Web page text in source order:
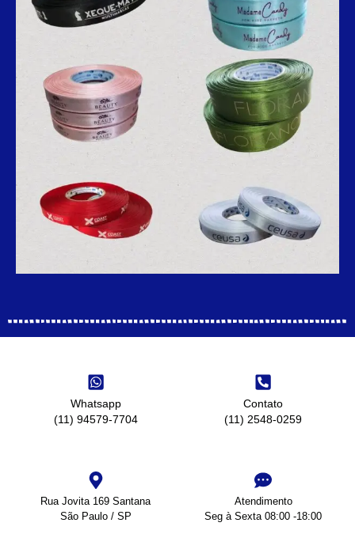
Whatsapp
(11) 94579-7704
Contato
(11) 2548-0259
Rua Jovita 169 Santana
São Paulo / SP
Atendimento
Seg à Sexta 08:00 -18:00